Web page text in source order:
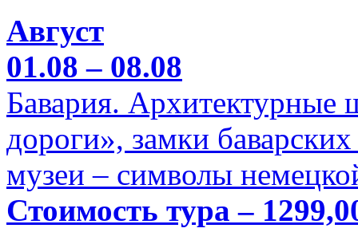
Август
01.08 – 08.08
Бавария. Архитектурные
дороги», замки
музеи – символы
Стоимость тура –